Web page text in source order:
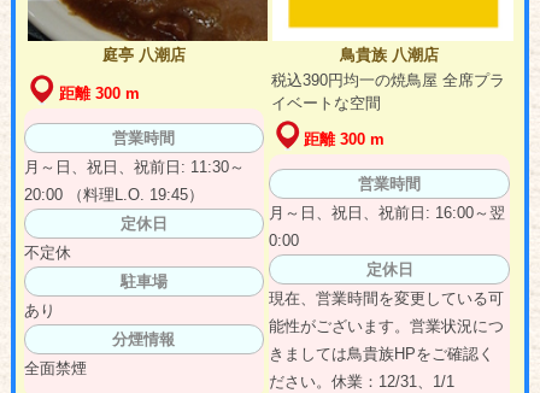
庭亭 八潮店
距離 300 m
営業時間
月～日、祝日、祝前日: 11:30～
20:00 （料理L.O. 19:45）
定休日
不定休
駐車場
あり
分煙情報
全面禁煙
鳥貴族 八潮店
税込390円均一の焼鳥屋 全席プラ
イベートな空間
距離 300 m
営業時間
月～日、祝日、祝前日: 16:00～翌
0:00
定休日
現在、営業時間を変更している可
能性がございます。営業状況につ
きましては鳥貴族HPをご確認く
ださい。休業：12/31、1/1